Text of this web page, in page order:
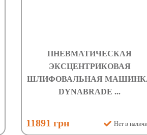
ПНЕВМАТИЧЕСКАЯ
ЭКСЦЕНТРИКОВАЯ
ШЛИФОВАЛЬНАЯ
DYNABRADE ...
11891 грн Нет в